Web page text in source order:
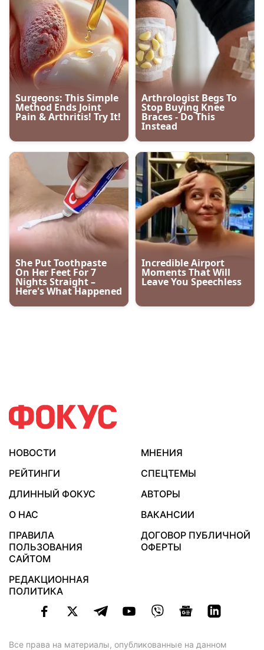
НОВОСТИ
МНЕНИЯ
РЕЙТИНГИ
СПЕЦТЕМЫ
ДЛИННЫЙ ФОКУС
АВТОРЫ
О НАС
ВАКАНСИИ
ПРАВИЛА
ПОЛЬЗОВАНИЯ
САЙТОМ
ДОГОВОР ПУБЛИЧНОЙ
ОФЕРТЫ
РЕДАКЦИОННАЯ
ПОЛИТИКА
Все права на материалы, опубликованные на данном